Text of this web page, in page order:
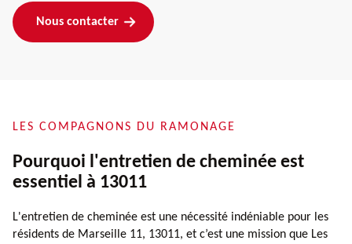
Nous contacter
LES COMPAGNONS DU RAMONAGE
Pourquoi l'entretien de cheminée est
essentiel à 13011
L'entretien de cheminée est une nécessité indéniable pour les
résidents de Marseille 11, 13011, et c’est une mission que Les